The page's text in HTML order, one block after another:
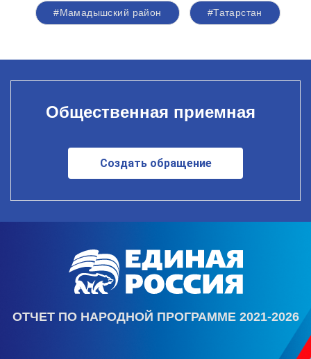
#Мамадышский район #Татарстан
Общественная приемная
Создать обращение
ОТЧЕТ ПО НАРОДНОЙ ПРОГРАММЕ 2021-2026